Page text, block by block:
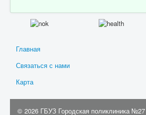
Главная
Связаться с нами
Карта
© 2026 ГБУЗ Городская поликлиника №27